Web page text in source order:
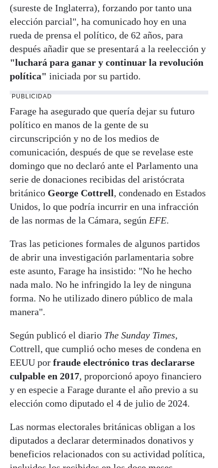
(sureste de Inglaterra), forzando por tanto una
elección parcial", ha comunicado hoy en una
rueda de prensa el político, de 62 años, para
después añadir que se presentará a la reelección y
"luchará para ganar y continuar la revolución
política" iniciada por su partido.
PUBLICIDAD
Farage ha asegurado que quería dejar su futuro
político en manos de la gente de su
circunscripción y no de los medios de
comunicación, después de que se revelase este
domingo que no declaró ante el Parlamento una
serie de donaciones recibidas del aristócrata
británico George Cottrell, condenado en Estados
Unidos, lo que podría incurrir en una infracción
de las normas de la Cámara, según EFE.
Tras las peticiones formales de algunos partidos
de abrir una investigación parlamentaria sobre
este asunto, Farage ha insistido: "No he hecho
nada malo. No he infringido la ley de ninguna
forma. No he utilizado dinero público de mala
manera".
Según publicó el diario The Sunday Times,
Cottrell, que cumplió ocho meses de condena en
EEUU por fraude electrónico tras declararse
culpable en 2017, proporcionó apoyo financiero
y en especie a Farage durante el año previo a su
elección como diputado el 4 de julio de 2024.
Las normas electorales británicas obligan a los
diputados a declarar determinados donativos y
beneficios relacionados con su actividad política,